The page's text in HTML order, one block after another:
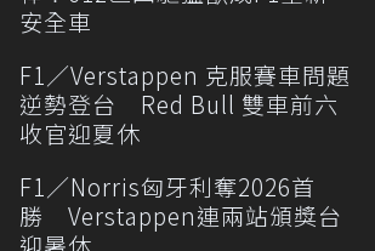
安全車
F1／Verstappen 克服賽車問題
逆勢登台 Red Bull 雙車前六
收官迎夏休
F1／Norris匈牙利奪2026首
勝 Verstappen連兩站頒獎台
迎暑休